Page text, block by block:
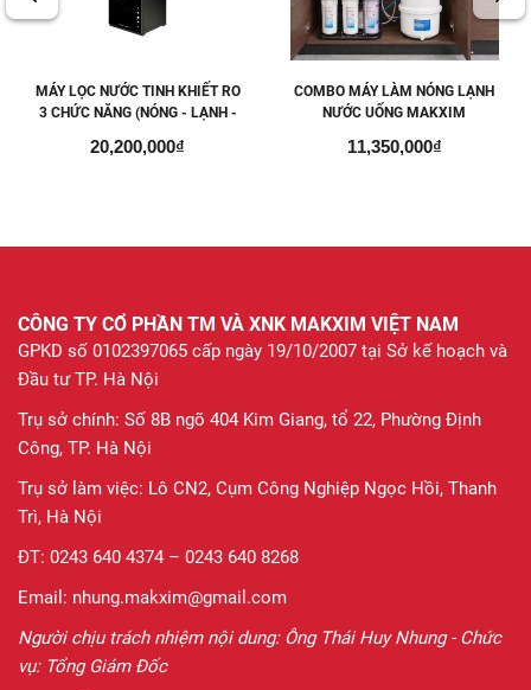
MÁY LỌC NƯỚC TINH KHIẾT RO
3 CHỨC NĂNG (NÓNG - LẠNH -
8.0
20,200,000₫
COMBO MÁY LÀM NÓNG LẠNH
NƯỚC UỐNG MAKXIM
ĐỂ GẦM KJ-PROTEK
11,350,000₫
CÔNG TY CỔ PHẦN TM VÀ XNK MAKXIM VIỆT NAM
GPKD số 0102397065 cấp ngày 19/10/2007 tại Sở kế hoạch và
Đầu tư TP. Hà Nội
Trụ sở chính: Số 8B ngõ 404 Kim Giang, tổ 22, Phường Định
Công, TP. Hà Nội
Trụ sở làm việc: Lô CN2, Cụm Công Nghiệp Ngọc Hồi, Thanh
Trì, Hà Nội
ĐT: 0243 640 4374 – 0243 640 8268
Email: nhung.makxim@gmail.com
Người chịu trách nhiệm nội dung: Ông Thái Huy Nhung - Chức
vụ: Tổng Giám Đốc